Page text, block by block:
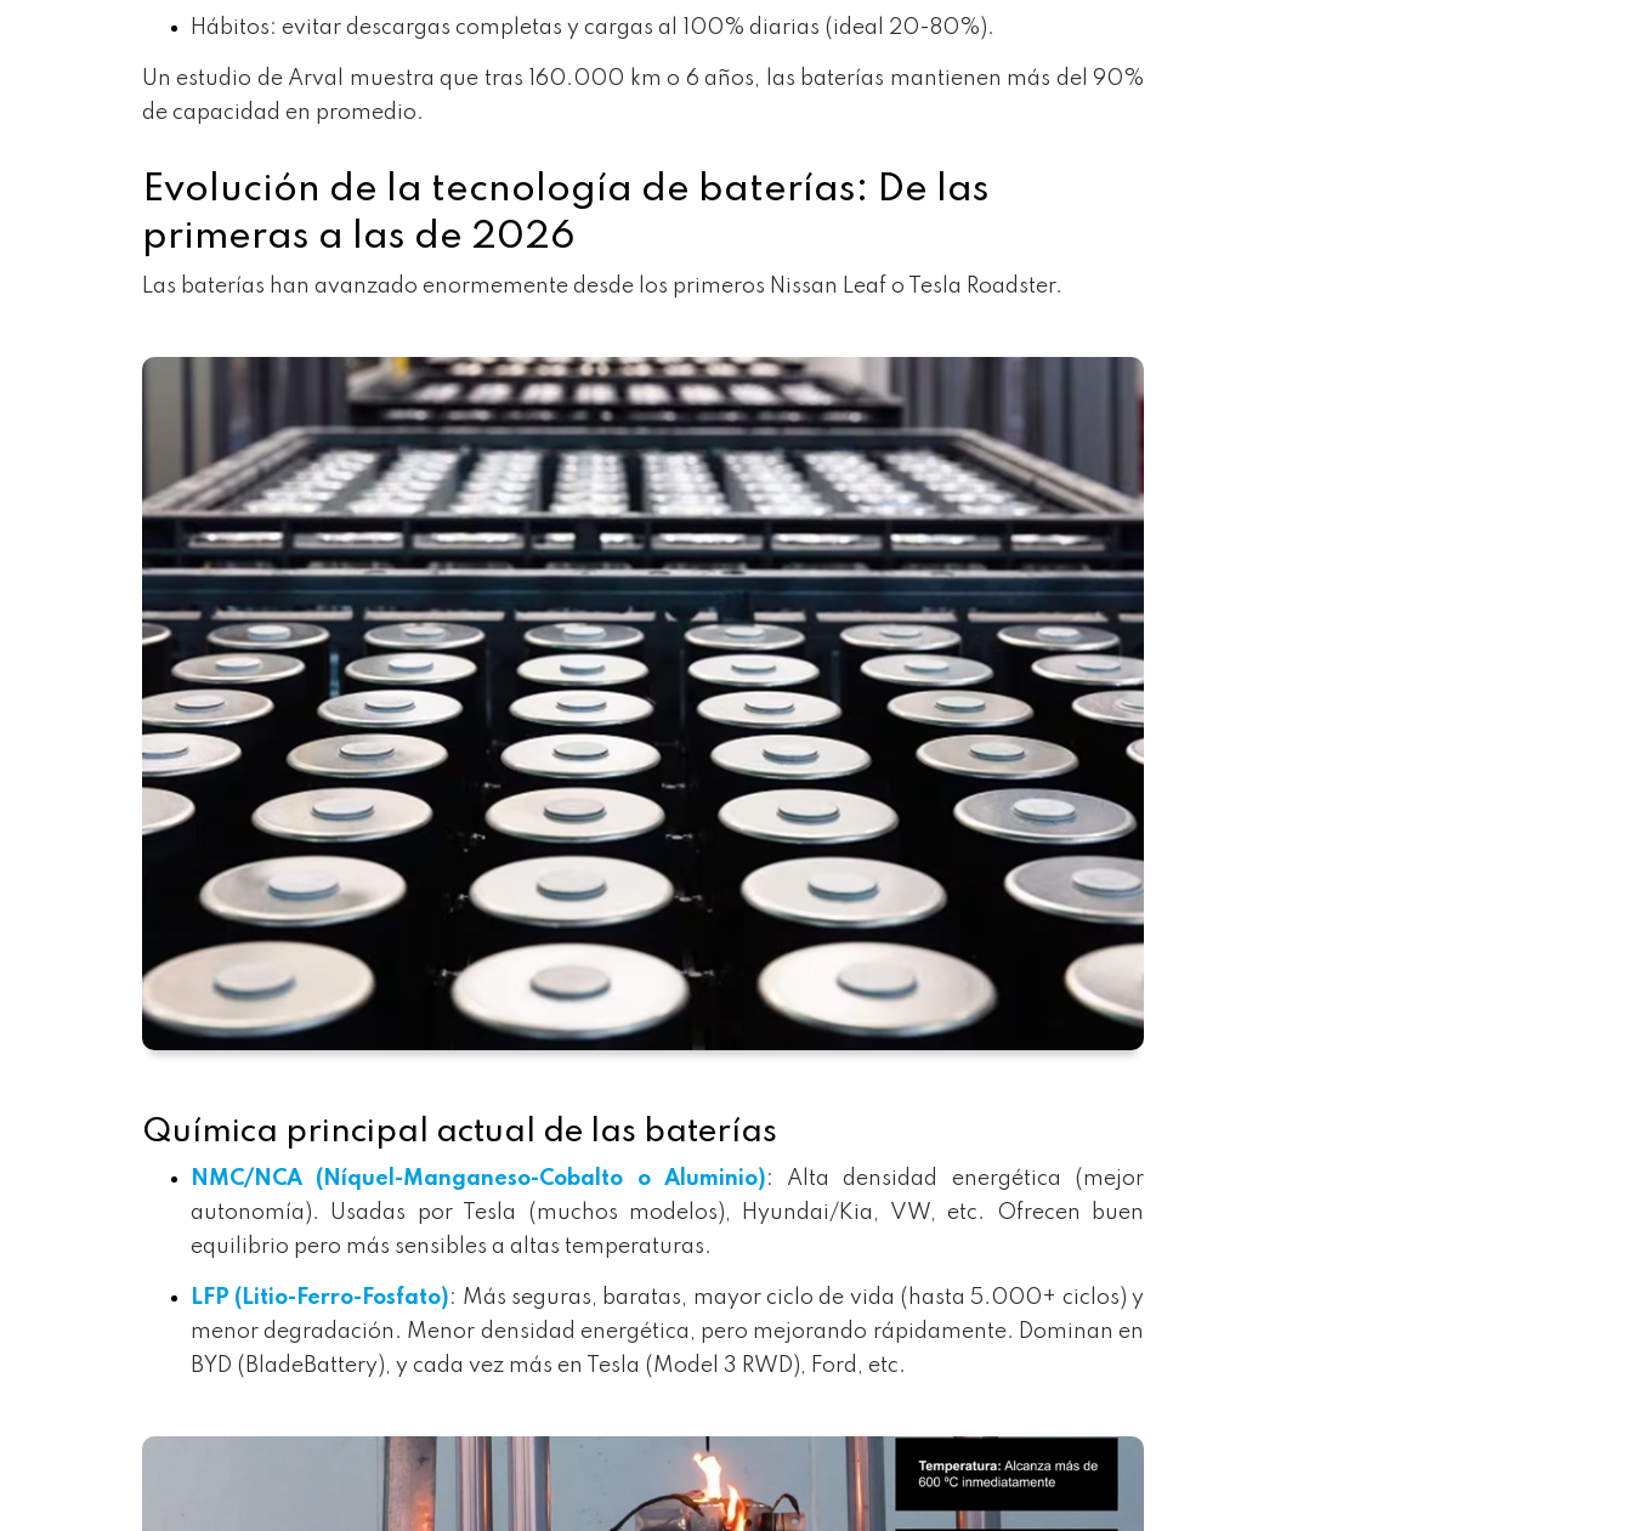
Hábitos: evitar descargas completas y cargas al 100% diarias (ideal 20-80%).
Un estudio de Arval muestra que tras 160.000 km o 6 años, las baterías mantienen más del 90%
de capacidad en promedio.
Evolución de la tecnología de baterías: De las
primeras a las de 2026
Las baterías han avanzado enormemente desde los primeros Nissan Leaf o Tesla Roadster.
Química principal actual de las baterías
NMC/NCA (Níquel-Manganeso-Cobalto o Aluminio): Alta densidad energética (mejor
autonomía). Usadas por Tesla (muchos modelos), Hyundai/Kia, VW, etc. Ofrecen buen
equilibrio pero más sensibles a altas temperaturas.
LFP (Litio-Ferro-Fosfato): Más seguras, baratas, mayor ciclo de vida (hasta 5.000+ ciclos) y
menor degradación. Menor densidad energética, pero mejorando rápidamente. Dominan en
BYD (BladeBattery), y cada vez más en Tesla (Model 3 RWD), Ford, etc.